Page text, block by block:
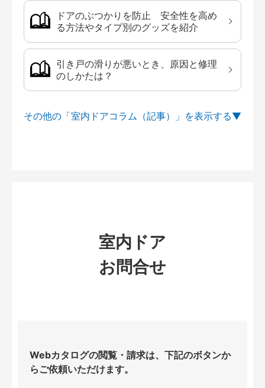
ドアのぶつかりを防止 安全性を高め
る方法やタイプ別のグッズを紹介
引き戸の滑りが悪いとき、原因と修理
のしかたは？
その他の「室内ドアコラム（記事）」を
室内ドア
お問合せ
Webカタログの閲覧・請求は、下記のボタンか
らご依頼いただけます。